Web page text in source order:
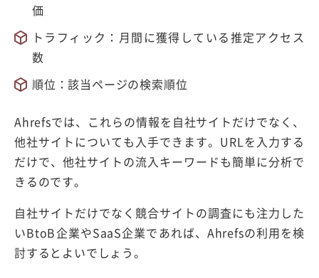
価
トラフィック：月間に獲得している推定アクセス
数
順位：該当ページの検索順位
Ahrefsでは、これらの情報を自社サイトだけでなく、
他社サイトについても入手できます。URLを入力する
だけで、他社サイトの流入キーワードも簡単に分析で
きるのです。
自社サイトだけでなく競合サイトの調査にも注力した
いBtoB企業やSaaS企業であれば、Ahrefsの利用を検
討するとよいでしょう。